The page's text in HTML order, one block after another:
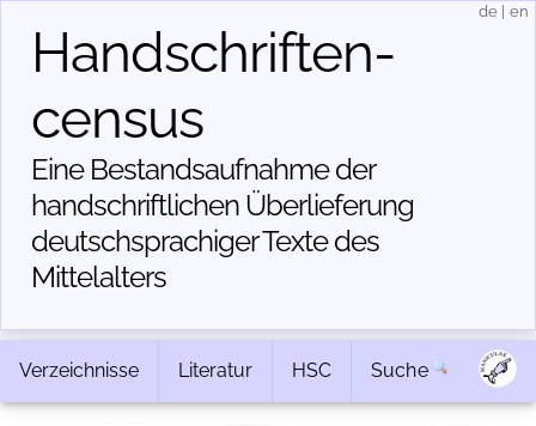
Handschriften­
census
Eine Bestandsaufnahme der
handschriftlichen Über­lieferung
deutschsprachiger Texte des
Mittelalters
de en
Verzeichnisse Literatur HSC Suche